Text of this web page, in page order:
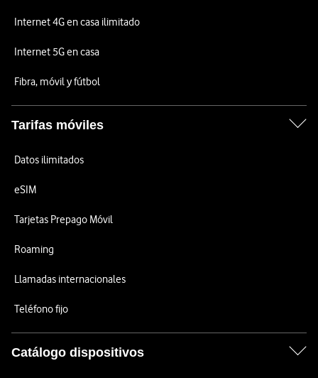
Internet 4G en casa ilimitado
Internet 5G en casa
Fibra, móvil y fútbol
Tarifas móviles
Datos ilimitados
eSIM
Tarjetas Prepago Móvil
Roaming
Llamadas internacionales
Teléfono fijo
Catálogo dispositivos